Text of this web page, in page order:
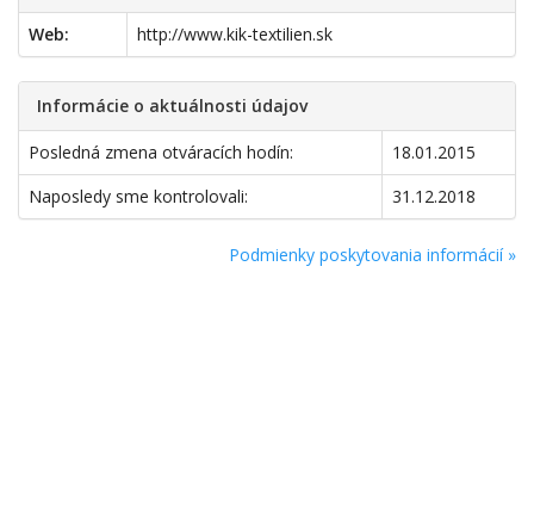
Web: http://www.kik-textilien.sk
Informácie o aktuálnosti údajov
Posledná zmena otváracích hodín:
18.01.2015
Naposledy sme kontrolovali:
31.12.2018
Podmienky poskytovania informácií »